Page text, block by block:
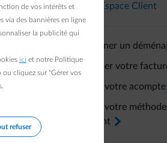
Dans l’ Espace Client
Renseigner un
Consulter votre
Ajuster votre acompte
Ajuster votre
paiement arrow-right
de vos intérêts et
via des bannières en ligne
la publicité qui
ici et notre Politique
ou cliquez sur "Gérer vos
refuser